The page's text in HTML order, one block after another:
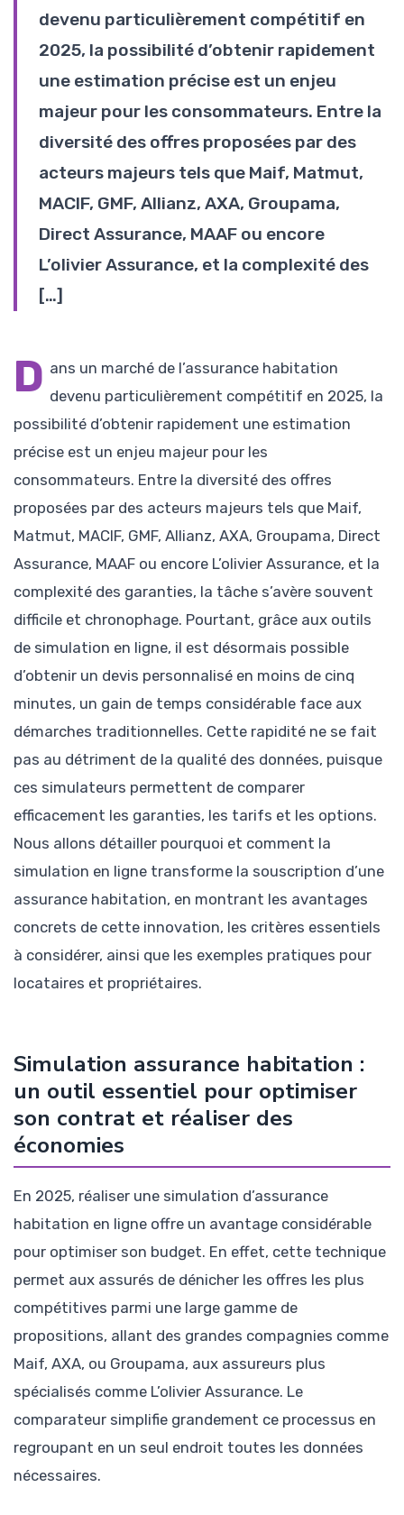
devenu particulièrement compétitif en
2025, la possibilité d’obtenir rapidement
une estimation précise est un enjeu
majeur pour les consommateurs. Entre la
diversité des offres proposées par des
acteurs majeurs tels que Maif, Matmut,
MACIF, GMF, Allianz, AXA, Groupama,
Direct Assurance, MAAF ou encore
L’olivier Assurance, et la complexité des
[…]
D ans un marché de l’assurance habitation
devenu particulièrement compétitif en 2025, la
possibilité d’obtenir rapidement une estimation
précise est un enjeu majeur pour les
consommateurs. Entre la diversité des offres
proposées par des acteurs majeurs tels que Maif,
Matmut, MACIF, GMF, Allianz, AXA, Groupama, Direct
Assurance, MAAF ou encore L’olivier Assurance, et la
complexité des garanties, la tâche s’avère souvent
difficile et chronophage. Pourtant, grâce aux outils
de simulation en ligne, il est désormais possible
d’obtenir un devis personnalisé en moins de cinq
minutes, un gain de temps considérable face aux
démarches traditionnelles. Cette rapidité ne se fait
pas au détriment de la qualité des données, puisque
ces simulateurs permettent de comparer
efficacement les garanties, les tarifs et les options.
Nous allons détailler pourquoi et comment la
simulation en ligne transforme la souscription d’une
assurance habitation, en montrant les avantages
concrets de cette innovation, les critères essentiels
à considérer, ainsi que les exemples pratiques pour
locataires et propriétaires.
Simulation assurance habitation :
un outil essentiel pour optimiser
son contrat et réaliser des
économies
En 2025, réaliser une simulation d’assurance
habitation en ligne offre un avantage considérable
pour optimiser son budget. En effet, cette technique
permet aux assurés de dénicher les offres les plus
compétitives parmi une large gamme de
propositions, allant des grandes compagnies comme
Maif, AXA, ou Groupama, aux assureurs plus
spécialisés comme L’olivier Assurance. Le
comparateur simplifie grandement ce processus en
regroupant en un seul endroit toutes les données
nécessaires.